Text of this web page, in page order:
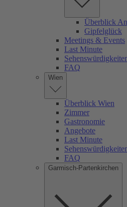
Überblick
Gipfelglück
Meetings & Events
Last Minute
FAQ
Wien
Überblick Wien
Zimmer
Gastronomie
Angebote
Last Minute
FAQ
Garmisch-Partenkirchen